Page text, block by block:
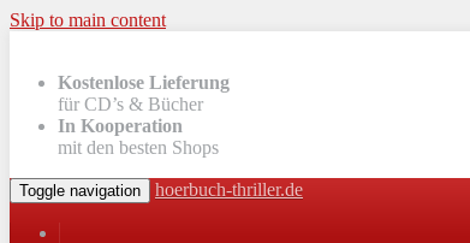
Skip to main content
Kostenlose Lieferung
für CD’s & Bücher
In Kooperation
mit den besten Shops
Toggle navigation hoerbuch-thriller.de